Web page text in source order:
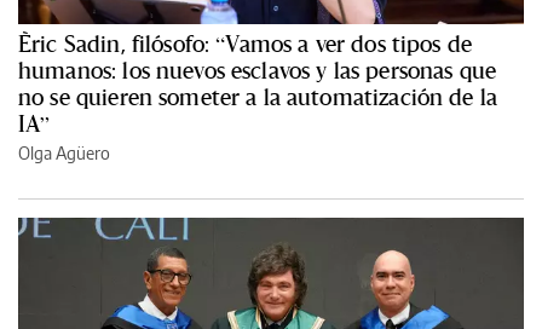
Èric Sadin, filósofo: “Vamos a ver dos tipos de
humanos: los nuevos esclavos y las personas que
no se quieren someter a la automatización de la
IA”
Olga Agüero